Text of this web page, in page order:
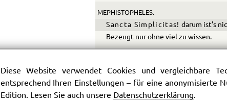
MEPHISTOPHELES.
Sancta Simplicitas! darum ist’s
Bezeugt nur ohne viel zu wissen.
Wenn Er nichts Bessers hat, so ist der
MEPHISTOPHELES.
3040 O heil’ger Mann! Da wär’t ihr’s nun!
Diese Website verwendet Cookies und vergleichbare
entsprechend Ihren Einstellungen – für eine anonymisierte
Edition. Lesen Sie auch unsere Datenschutzerklärung.